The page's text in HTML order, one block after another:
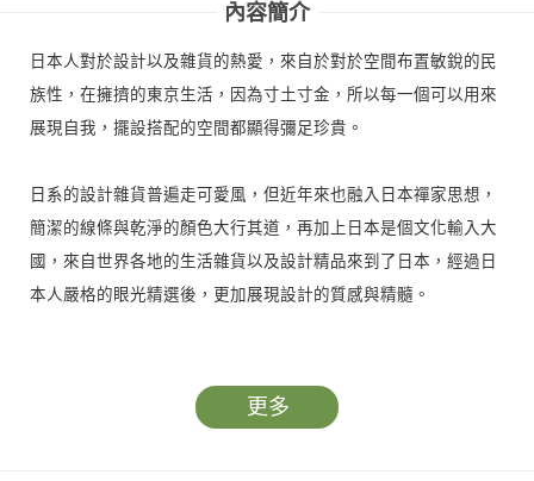
內容簡介
日本人對於設計以及雜貨的熱愛，來自於對於空間布置敏銳的民
族性，在擁擠的東京生活，因為寸土寸金，所以每一個可以用來
展現自我，擺設搭配的空間都顯得彌足珍貴。
日系的設計雜貨普遍走可愛風，但近年來也融入日本禪家思想，
簡潔的線條與乾淨的顏色大行其道，再加上日本是個文化輸入大
國，來自世界各地的生活雜貨以及設計精品來到了日本，經過日
本人嚴格的眼光精選後，更加展現設計的質感與精髓。
分類，精選出該區域的人氣品牌與店家，舉凡生活雜貨、設計家
居商品、文具唱片雜貨、民族風雜貨、設計潮物、世界雜貨、優
更多